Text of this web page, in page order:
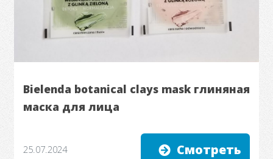
Bielenda botanical clays mask глиняная
маска для лица
25.07.2024 Смотреть